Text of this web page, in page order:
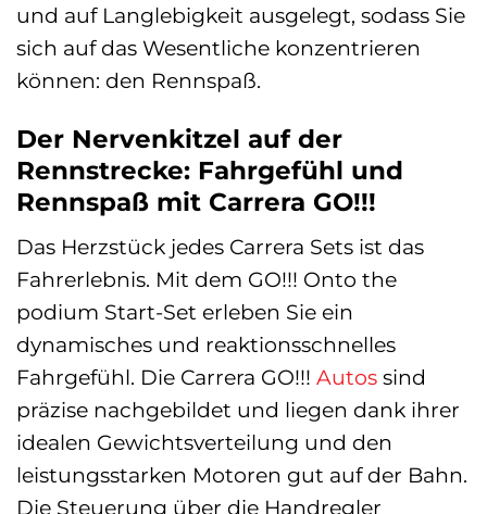
und auf Langlebigkeit ausgelegt, sodass Sie
sich auf das Wesentliche konzentrieren
können: den Rennspaß.
Der Nervenkitzel auf der
Rennstrecke: Fahrgefühl und
Rennspaß mit Carrera GO!!!
Das Herzstück jedes Carrera Sets ist das
Fahrerlebnis. Mit dem GO!!! Onto the
podium Start-Set erleben Sie ein
dynamisches und reaktionsschnelles
Fahrgefühl. Die Carrera GO!!! Autos sind
präzise nachgebildet und liegen dank ihrer
idealen Gewichtsverteilung und den
leistungsstarken Motoren gut auf der Bahn.
Die Steuerung über die Handregler